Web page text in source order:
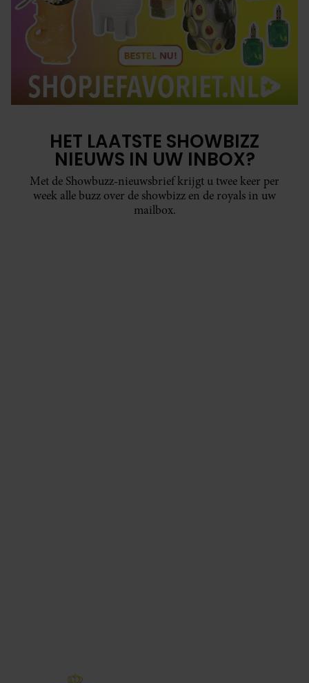
HET LAATSTE SHOWBIZZ
NIEUWS IN UW INBOX?
Met de Showbuzz-nieuwsbrief krijgt u twee keer per
week alle buzz over de showbizz en de royals in uw
mailbox.